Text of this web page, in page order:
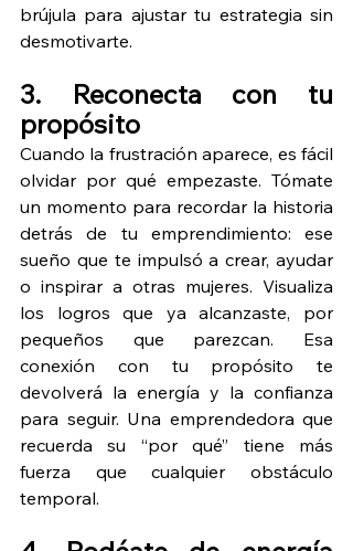
brújula para ajustar tu estrategia sin
desmotivarte.
3. Reconecta con tu
propósito
Cuando la frustración aparece, es fácil
olvidar por qué empezaste. Tómate
un momento para recordar la historia
detrás de tu emprendimiento: ese
sueño que te impulsó a crear, ayudar
o inspirar a otras mujeres. Visualiza
los logros que ya alcanzaste, por
pequeños que parezcan. Esa
conexión con tu propósito te
devolverá la energía y la confianza
para seguir. Una emprendedora que
recuerda su “por qué” tiene más
fuerza que cualquier obstáculo
temporal.